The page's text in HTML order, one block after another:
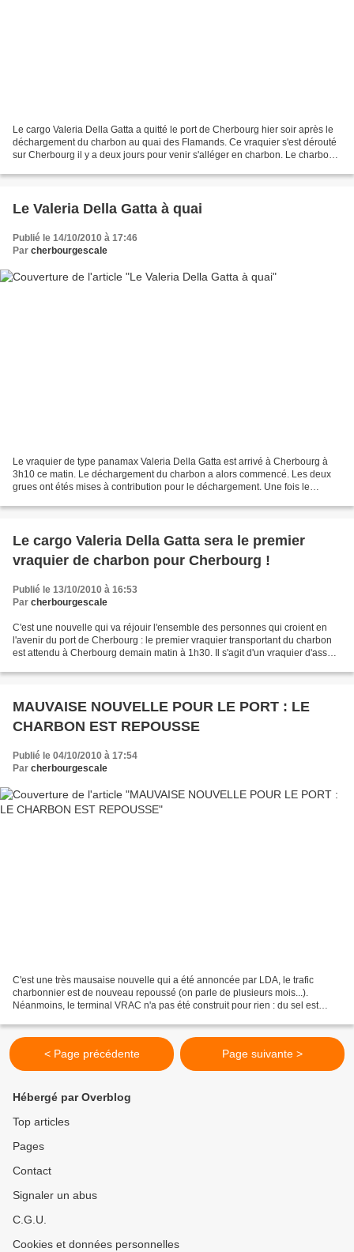
Le cargo Valeria Della Gatta a quitté le port de Cherbourg hier soir après le
déchargement du charbon au quai des Flamands. Ce vraquier s'est dérouté
sur Cherbourg il y a deux jours pour venir s'alléger en charbon. Le charbon
Le Valeria Della Gatta à quai
Publié le 14/10/2010 à 17:46
Par cherbourgescale
Le vraquier de type panamax Valeria Della Gatta est arrivé à Cherbourg à
3h10 ce matin. Le déchargement du charbon a alors commencé. Les deux
grues ont étés mises à contribution pour le déchargement. Une fois le
Le cargo Valeria Della Gatta sera le premier
vraquier de charbon pour Cherbourg !
Publié le 13/10/2010 à 16:53
Par cherbourgescale
C'est une nouvelle qui va réjouir l'ensemble des personnes qui croient en
l'avenir du port de Cherbourg : le premier vraquier transportant du charbon
est attendu à Cherbourg demain matin à 1h30. Il s'agit d'un vraquier d'assez
MAUVAISE NOUVELLE POUR LE PORT : LE
CHARBON EST REPOUSSE
Publié le 04/10/2010 à 17:54
Par cherbourgescale
C'est une très mausaise nouvelle qui a été annoncée par LDA, le trafic
charbonnier est de nouveau repoussé (on parle de plusieurs mois...).
Néanmoins, le terminal VRAC n'a pas été construit pour rien : du sel est
< Page précédente Page suivante >
Hébergé par Overblog
Top articles
Pages
Contact
Signaler un abus
C.G.U.
Cookies et données personnelles